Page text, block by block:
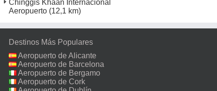
Chinggis Khaan Internacional
Aeropuerto (12,1 km)
Destinos Más Populares
Aeropuerto de Alicante
Aeropuerto de Barcelona
Aeropuerto de Bergamo
Aeropuerto de Cork